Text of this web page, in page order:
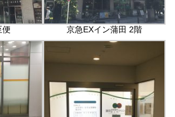
便 京急EXイン蒲田 2階